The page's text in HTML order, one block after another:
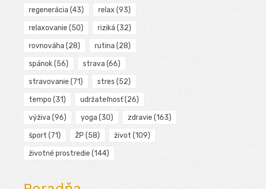
regenerácia (43) relax (93)
relaxovanie (50) riziká (32)
rovnováha (28) rutina (28)
spánok(56) strava (66)
stravovanie (71) stres (52)
tempo (31) udržateľnosť(26)
výživa (96) yoga (30) zdravie (163)
šport (71) ŽP (58) život (109)
životné prostredie (144)